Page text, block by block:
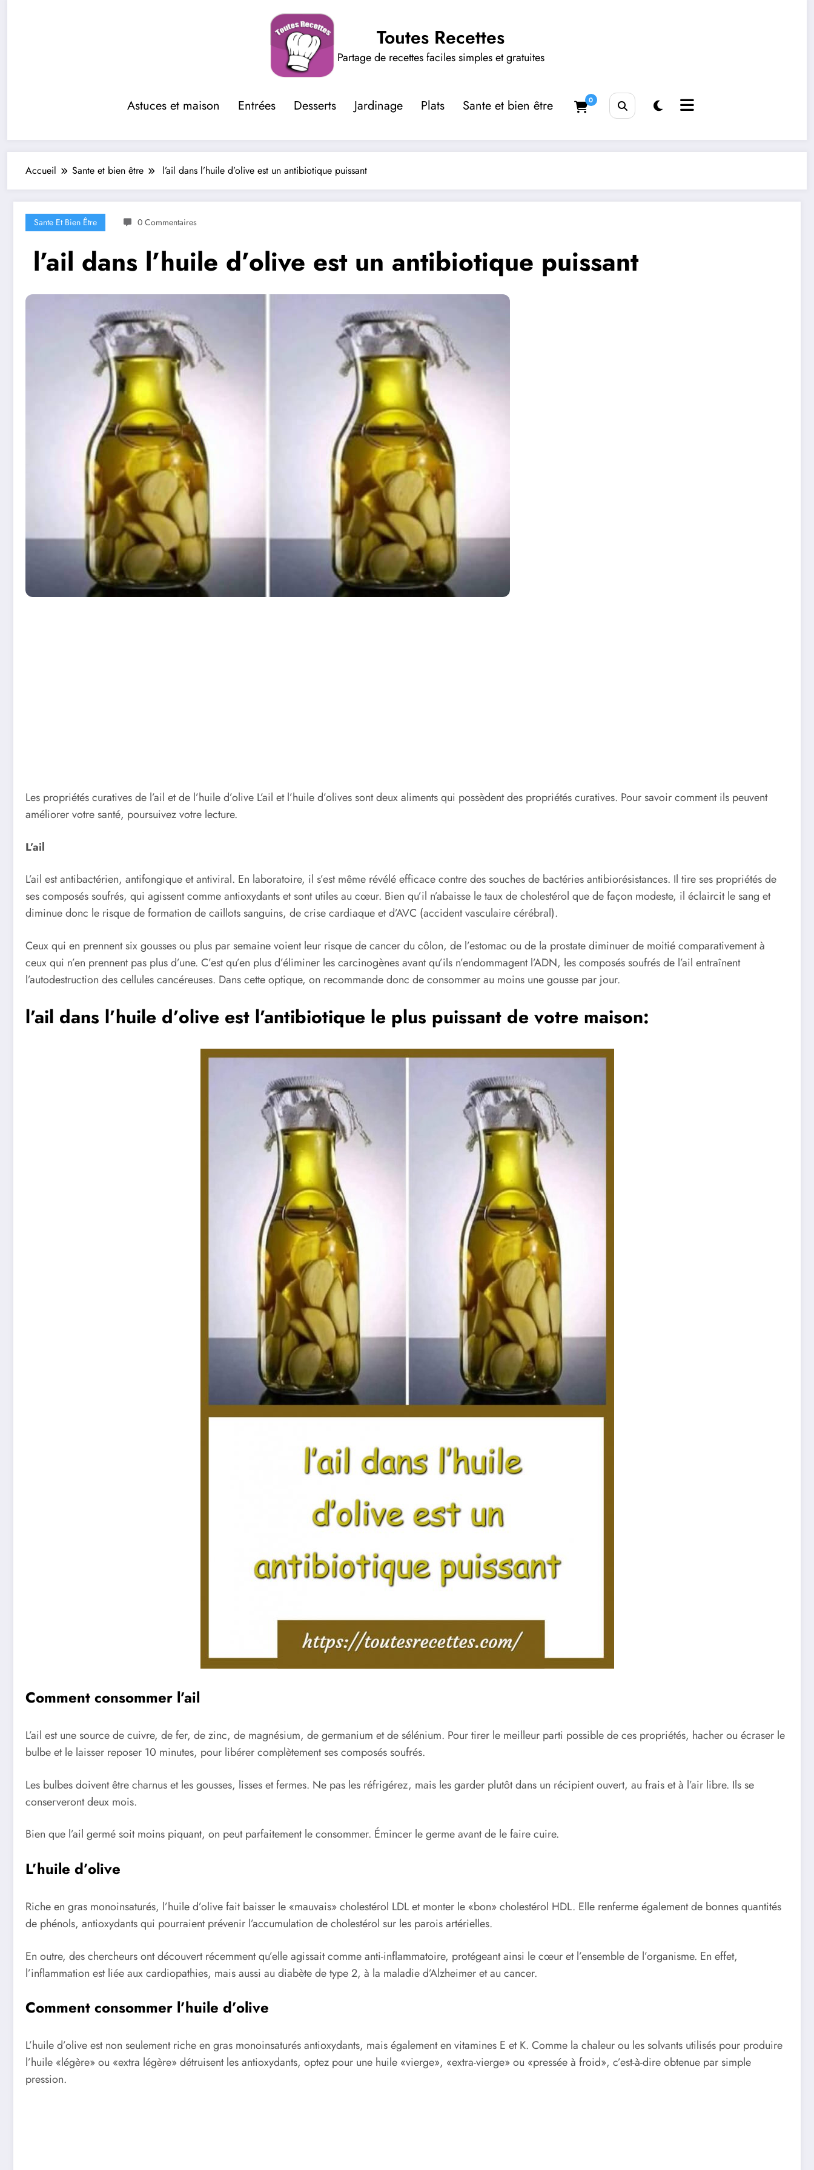
Toutes Recettes
Partage de recettes faciles simples et gratuites
Astuces et maison Entrées Desserts Jardinage Plats Sante et bien être 0
Accueil Sante et bien être l’ail dans l’huile d’olive est un antibiotique puissant
Sante Et Bien Être 0 Commentaires
l’ail dans l’huile d’olive est un antibiotique puissant
Les propriétés curatives de l’ail et de l’huile d’olive L’ail et l’huile d’olives sont deux aliments qui possèdent des propriétés curatives. Pour savoir comment ils peuvent
améliorer votre santé, poursuivez votre lecture.
L’ail
L’ail est antibactérien, antifongique et antiviral. En laboratoire, il s’est même révélé efficace contre des souches de bactéries antibiorésistances. Il tire ses propriétés de
ses composés soufrés, qui agissent comme antioxydants et sont utiles au cœur. Bien qu’il n’abaisse le taux de cholestérol que de façon modeste, il éclaircit le sang et
diminue donc le risque de formation de caillots sanguins, de crise cardiaque et d’AVC (accident vasculaire cérébral).
Ceux qui en prennent six gousses ou plus par semaine voient leur risque de cancer du côlon, de l’estomac ou de la prostate diminuer de moitié comparativement à
ceux qui n’en prennent pas plus d’une. C’est qu’en plus d’éliminer les carcinogènes avant qu’ils n’endommagent l’ADN, les composés soufrés de l’ail entraînent
l’autodestruction des cellules cancéreuses. Dans cette optique, on recommande donc de consommer au moins une gousse par jour.
l’ail dans l’huile d’olive est l’antibiotique le plus puissant de votre maison:
Comment consommer l’ail
L’ail est une source de cuivre, de fer, de zinc, de magnésium, de germanium et de sélénium. Pour tirer le meilleur parti possible de ces propriétés, hacher ou écraser le
bulbe et le laisser reposer 10 minutes, pour libérer complètement ses composés soufrés.
Les bulbes doivent être charnus et les gousses, lisses et fermes. Ne pas les réfrigérez, mais les garder plutôt dans un récipient ouvert, au frais et à l’air libre. Ils se
conserveront deux mois.
Bien que l’ail germé soit moins piquant, on peut parfaitement le consommer. Émincer le germe avant de le faire cuire.
L’huile d’olive
Riche en gras monoinsaturés, l’huile d’olive fait baisser le «mauvais» cholestérol LDL et monter le «bon» cholestérol HDL. Elle renferme également de bonnes quantités
de phénols, antioxydants qui pourraient prévenir l’accumulation de cholestérol sur les parois artérielles.
En outre, des chercheurs ont découvert récemment qu’elle agissait comme anti-inflammatoire, protégeant ainsi le cœur et l’ensemble de l’organisme. En effet,
l’inflammation est liée aux cardiopathies, mais aussi au diabète de type 2, à la maladie d’Alzheimer et au cancer.
Comment consommer l’huile d’olive
L’huile d’olive est non seulement riche en gras monoinsaturés antioxydants, mais également en vitamines E et K. Comme la chaleur ou les solvants utilisés pour produire
l’huile «légère» ou «extra légère» détruisent les antioxydants, optez pour une huile «vierge», «extra-vierge» ou «pressée à froid», c’est-à-dire obtenue par simple
pression.